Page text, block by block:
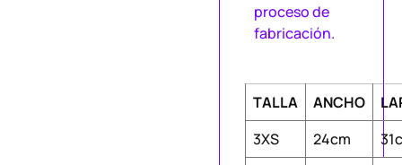
proceso de
fabricación.
TALLA ANCHO
3XS
24cm